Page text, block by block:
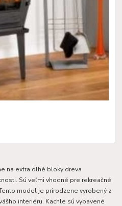
na extra dlhé bloky dreva
Sú veľmi vhodné pre rekreačné
model je prirodzene vyrobený z
interiéru. Kachle sú vybavené